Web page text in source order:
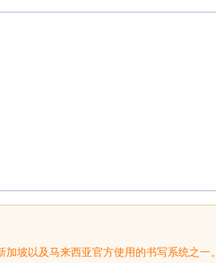
坡以及马来西亚官方使用的书写系统之一。